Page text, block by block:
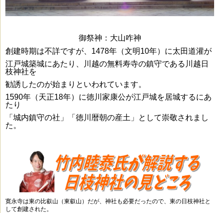
御祭神：大山咋神
創建時期は不詳ですが、1478年（文明10年）に太田道灌が
江戸城築城にあたり、川越の無料寿寺の鎮守である川越日
枝神社を
勧誘したのが始まりといわれています。
1590年（天正18年）に徳川家康公が江戸城を居城するにあ
たり
「城内鎮守の社」「徳川暦朝の産土」として崇敬されまし
た。
寛永寺は東の比叡山（東叡山）だが、神社も必要だったので、東の日枝神社と
して創建された。